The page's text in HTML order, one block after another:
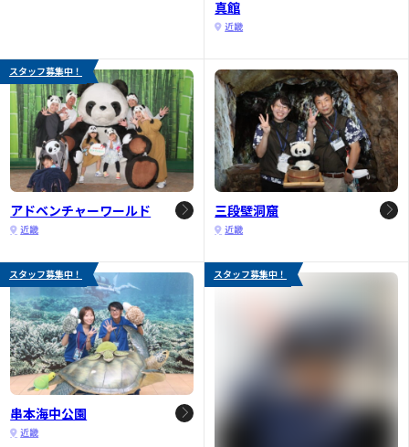
真館
近畿
スタッフ募集中！
アドベンチャーワールド
近畿
三段壁洞窟
近畿
スタッフ募集中！
串本海中公園
近畿
スタッフ募集中！